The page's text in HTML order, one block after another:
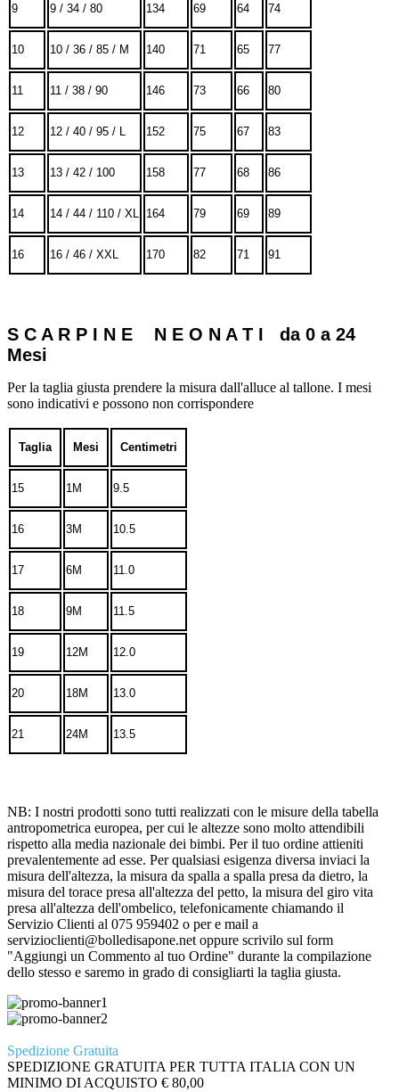
9 9 / 34 / 80 134 69 64 74
10 10 / 36 / 85 / M 140 71 65 77
11 11 / 38 / 90 146 73 66 80
12 12 / 40 / 95 / L 152 75 67 83
13 13 / 42 / 100 158 77 68 86
14 14 / 44 / 110 / XL 164 79 69 89
16 16 / 46 / XXL 170 82 71 91
S C A R P I N E N E O N A T I da 0 a 24
Mesi
Per la taglia giusta prendere la misura dall'alluce al tallone. I mesi
sono indicativi e possono non corrispondere
Taglia Mesi Centimetri
15 1M 9.5
16 3M 10.5
17 6M 11.0
18 9M 11.5
19 12M 12.0
20 18M 13.0
21 24M 13.5
NB: I nostri prodotti sono tutti realizzati con le misure della tabella
antropometrica europea, per cui le altezze sono molto attendibili
rispetto alla media nazionale dei bimbi. Per il tuo ordine attieniti
prevalentemente ad esse. Per qualsiasi esigenza diversa inviaci la
misura dell'altezza, la misura da spalla a spalla presa da dietro, la
misura del torace presa all'altezza del petto, la misura del giro vita
presa all'altezza dell'ombelico, telefonicamente chiamando il
Servizio Clienti al 075 959402 o per e mail a
servizioclienti@bolledisapone.net oppure scrivilo sul form
"Aggiungi un Commento al tuo Ordine" durante la compilazione
dello stesso e saremo in grado di consigliarti la taglia giusta.
Spedizione Gratuita
SPEDIZIONE GRATUITA PER TUTTA ITALIA CON UN
MINIMO DI ACQUISTO € 80,00